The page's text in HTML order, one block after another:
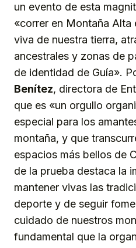
un evento de esta
«correr en Montaña Alta
viva de nuestra tierra,
ancestrales y zonas de
de identidad de Guía».
Benítez, directora de
que es «un orgullo
especial para los
montaña, y que
espacios más bellos de
de la prueba destaca la
mantener vivas las
deporte y de seguir
cuidado de nuestros
fundamental que la